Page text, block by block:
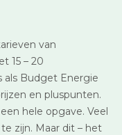
van
15 – 20
als Budget Energie
en pluspunten.
hele opgave. Veel
zijn. Maar dit – het